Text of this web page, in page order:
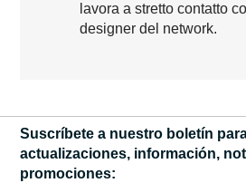
lavora a stretto contatto
designer del network.
Suscríbete a nuestro boletín
actualizaciones, información,
promociones: